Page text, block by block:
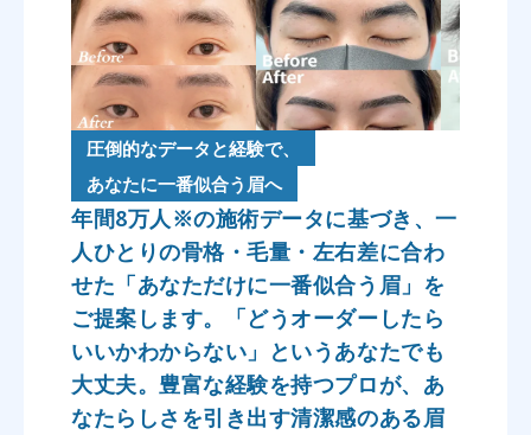
圧倒的なデータと経験で、
あなたに一番似合う眉へ
年間8万人※の施術データに基づき、一
人ひとりの骨格・毛量・左右差に合わ
せた「あなただけに一番似合う眉」を
ご提案します。「どうオーダーしたら
いいかわからない」というあなたでも
大丈夫。豊富な経験を持つプロが、あ
なたらしさを引き出す清潔感のある眉